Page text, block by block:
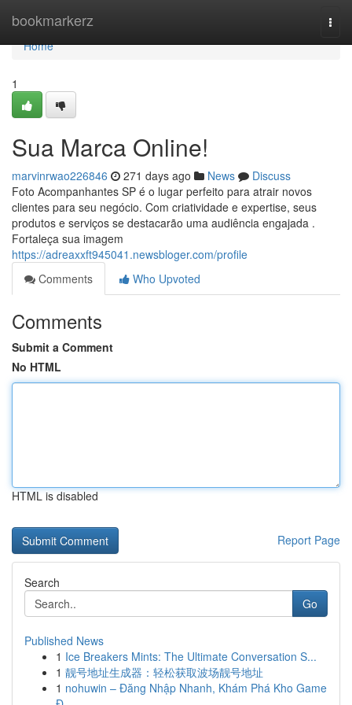
bookmarkerz
Home
Home
1
Sua Marca Online!
marvinrwao226846 271 days ago News
Discuss
Foto Acompanhantes SP é o lugar perfeito para atrair novos
clientes para seu negócio. Com criatividade e expertise, seus
produtos e serviços se destacarão uma audiência engajada .
Fortaleça sua imagem
https://adreaxxft945041.newsbloger.com/profile
Comments
Who Upvoted
Comments
Submit a Comment
No HTML
HTML is disabled
Report Page
Search
Go
Published News
1 Ice Breakers Mints: The Ultimate Conversation S...
1 靓号地址生成器：轻松获取波场靓号地址
1 nohuwin – Đăng Nhập Nhanh, Khám Phá Kho Game